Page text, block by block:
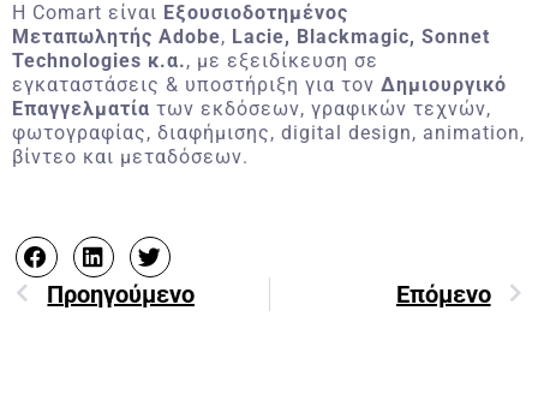
H Comart είναι Εξουσιοδοτημένος
Μεταπωλητής Adobe, Lacie, Blackmagic, Sonnet
Technologies κ.α., με εξειδίκευση σε
εγκαταστάσεις & υποστήριξη για τον Δημιουργικό
Επαγγελματία των εκδόσεων, γραφικών τεχνών,
φωτογραφίας, διαφήμισης, digital design, animation,
βίντεο και μεταδόσεων.
Προηγούμενο Επόμενο